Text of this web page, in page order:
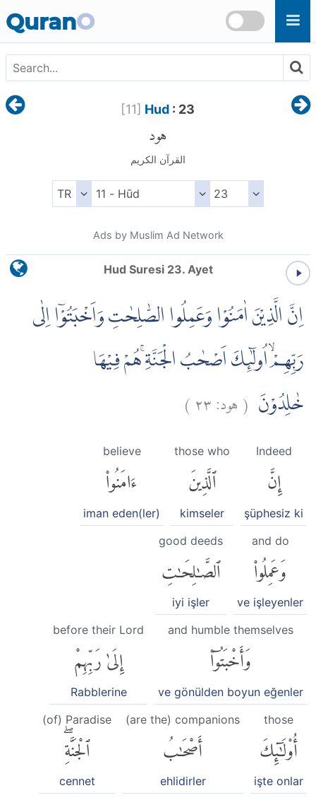
QuranO
[11] Hud : 23
هود
القرآن الكريم
Ads by Muslim Ad Network
Hud Suresi 23. Ayet
اِنَّ الَّذِيْنَ اٰمَنُوْا وَعَمِلُوا الصّٰلِحٰتِ وَاَخْبَتُوْٓا اِلٰى
رَبِّهِمْۙ اُولٰۤىِٕكَ اَصْحٰبُ الْجَنَّةِۚ هُمْ فِيْهَا
خٰلِدُوْنَ (هود:٢٣)
Indeed
إِنَّ
şüphesiz ki
those who
ٱلَّذِينَ
kimseler
believe
ءَامَنُوا۟
iman eden(ler)
and do
وَعَمِلُوا۟
ve işleyenler
good deeds
ٱلصَّٰلِحَٰتِ
iyi işler
and humble themselves
وَأَخْبَتُوٓا۟
ve gönülden boyun eğenler
before their Lord
إِلَىٰ رَبِّهِمْ
Rabblerine
those
أُو۟لَٰٓئِكَ
işte onlar
(are the) companions
أَصْحَٰبُ
ehlidirler
(of) Paradise
ٱلْجَنَّةِۖ
cennet